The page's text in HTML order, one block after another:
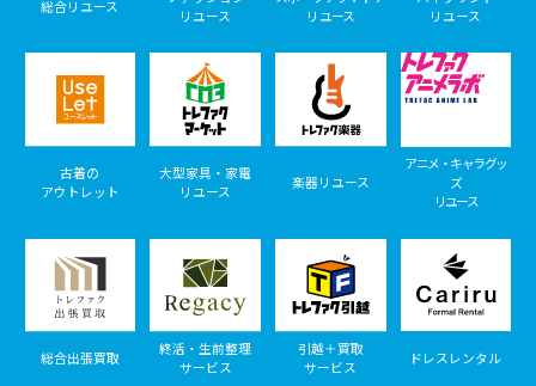
総合リユース
リユース
リユース
リユース
古着の
アウトレット
大型家具・家電
リユース
楽器リユース
アニメ・キャラグッ
ズ
リユース
総合出張買取
終活・生前整理
サービス
引越＋買取
サービス
ドレスレンタル